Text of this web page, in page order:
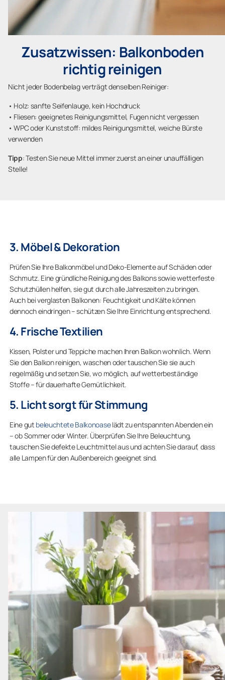
Zusatzwissen: Balkonboden
richtig reinigen
Nicht jeder Bodenbelag verträgt denselben Reiniger:
• Holz: sanfte Seifenlauge, kein Hochdruck
• Fliesen: geeignetes Reinigungsmittel, Fugen nicht vergessen
• WPC oder Kunststoff: mildes Reinigungsmittel, weiche Bürste
verwenden
Tipp: Testen Sie neue Mittel immer zuerst an einer unauffälligen
Stelle!
3. Möbel & Dekoration
Prüfen Sie Ihre Balkonmöbel und Deko-Elemente auf Schäden oder
Schmutz. Eine gründliche Reinigung des Balkons sowie wetterfeste
Schutzhüllen helfen, sie gut durch alle Jahreszeiten zu bringen.
Auch bei verglasten Balkonen: Feuchtigkeit und Kälte können
dennoch eindringen – schützen Sie Ihre Einrichtung entsprechend.
4. Frische Textilien
Kissen, Polster und Teppiche machen Ihren Balkon wohnlich. Wenn
Sie den Balkon reinigen, waschen oder tauschen Sie sie auch
regelmäßig und setzen Sie, wo möglich, auf wetterbeständige
Stoffe – für dauerhafte Gemütlichkeit.
5. Licht sorgt für Stimmung
Eine gut beleuchtete Balkonoaselädt zu entspannten Abenden ein
– ob Sommer oder Winter. Überprüfen Sie Ihre Beleuchtung,
tauschen Sie defekte Leuchtmittel aus und achten Sie darauf, dass
alle Lampen für den Außenbereich geeignet sind.